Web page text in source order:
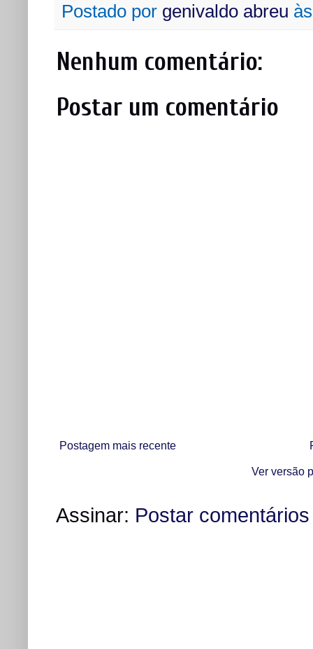
Postado por genivaldo abreu
Nenhum comentário:
Postar um comentário
Postagem mais recente
Ver versão
Assinar: Postar